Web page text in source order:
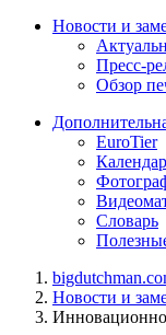
Новости и
Пресс-
Обзор
EuroTier
Словарь
Новости и